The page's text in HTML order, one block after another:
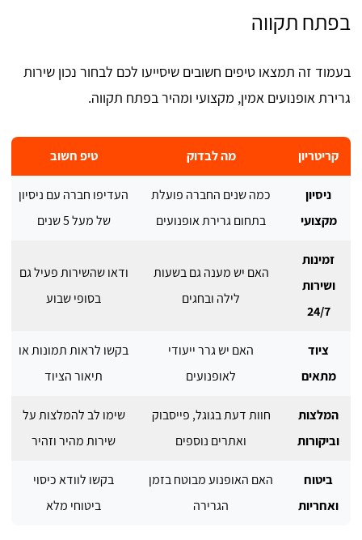
בפתח תקווה
בעמוד זה תמצאו טיפים חשובים שיסייעו לכם לבחור נכון שירות
גרירת אופנועים אמין, מקצועי ומהיר בפתח תקווה.
קריטריון מה לבדוק טיפ חשוב
ניסיון
מקצועי
כמה שנים החברה פועלת
בתחום גרירת אופנועים
העדיפו חברה עם ניסיון
של מעל 5 שנים
זמינות
ושירות
24/7
האם יש מענה גם בשעות
לילה ובחגים
ודאו שהשירות פעיל גם
בסופי שבוע
ציוד
מתאים
האם יש גרר ייעודי
לאופנועים
בקשו לראות תמונות או
תיאור הציוד
המלצות
וביקורות
חוות דעת בגוגל, פייסבוק
ואתרים נוספים
שימו לב להמלצות על
שירות מהיר וזהיר
ביטוח
ואחריות
האם האופנוע מבוטח בזמן
הגרירה
בקשו לוודא כיסוי
ביטוחי מלא